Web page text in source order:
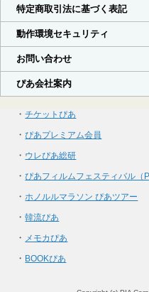
・チケットぴあ
・ぴあプレミアム会員
・ ウレぴあ総研
・ぴあフィルムフェスティバル（
・ ホノルルマラソン ぴあツアー
・韓流ぴあ
・ メモカぴあ
・ BOOKぴあ